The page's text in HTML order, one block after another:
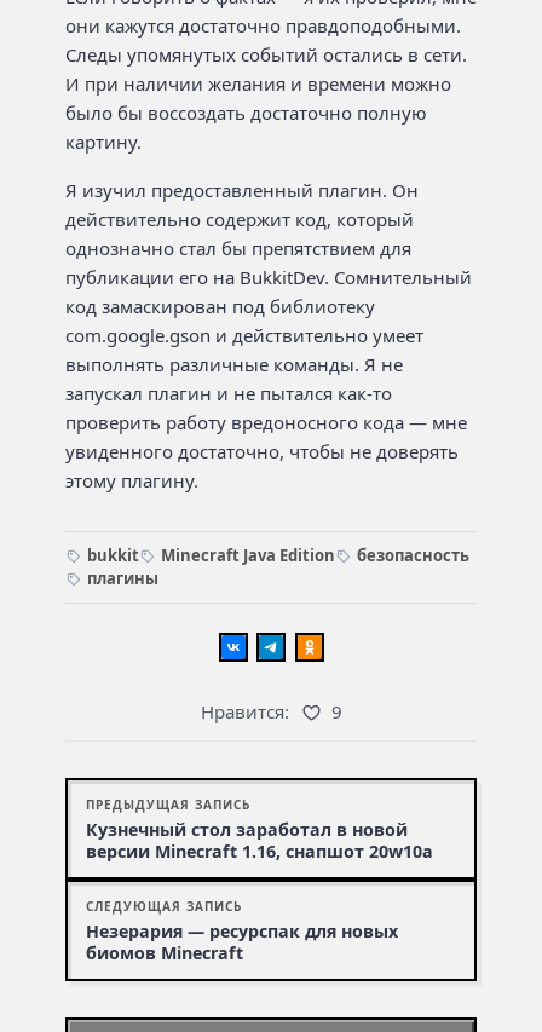
они кажутся достаточно правдоподобными.
Следы упомянутых событий остались в сети.
И при наличии желания и времени можно
было бы воссоздать достаточно полную
картину.
Я изучил предоставленный плагин. Он
действительно содержит код, который
однозначно стал бы препятствием для
публикации его на BukkitDev. Сомнительный
код замаскирован под библиотеку
com.google.gson и действительно умеет
выполнять различные команды. Я не
запускал плагин и не пытался как-то
проверить работу вредоносного кода — мне
увиденного достаточно, чтобы не доверять
этому плагину.
bukkit Minecraft Java Edition
безопасность
плагины
Нравится: 9
ПРЕДЫДУЩАЯ ЗАПИСЬ
Кузнечный стол заработал в новой
версии Minecraft 1.16, снапшот 20w10a
СЛЕДУЮЩАЯ ЗАПИСЬ
Незерария — ресурспак для новых
биомов Minecraft